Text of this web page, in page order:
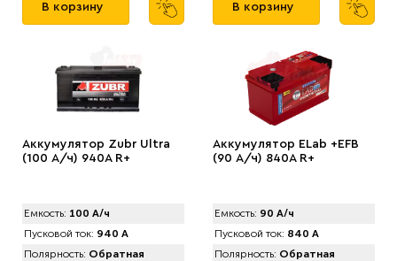
В корзину В корзину
Аккумулятор Zubr Ultra
(100 А/ч) 940А R+
Емкость: 100 А/ч
Пусковой ток: 940 А
Полярность: Обратная
Аккумулятор ELab +EFB
(90 А/ч) 840A R+
Емкость: 90 А/ч
Пусковой ток: 840 А
Полярность: Обратная